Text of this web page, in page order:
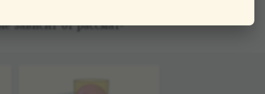
зави­сит от рас­смат­